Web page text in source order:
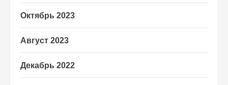
Октябрь 2023
Август 2023
Декабрь 2022